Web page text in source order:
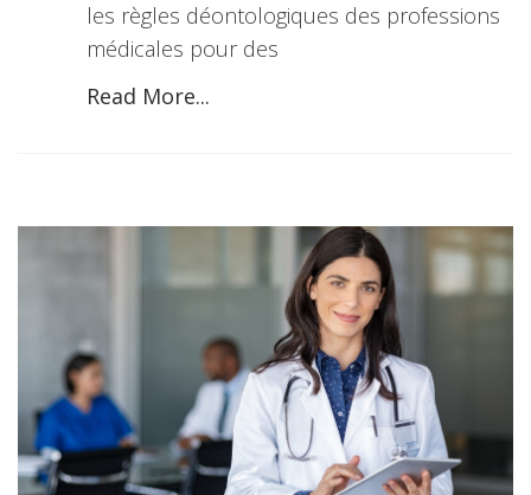
les règles déontologiques des professions
médicales pour des
Read More...